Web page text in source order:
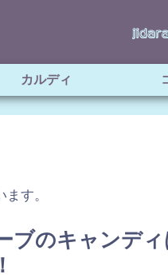
カルディ
す。
ブのキャンデ